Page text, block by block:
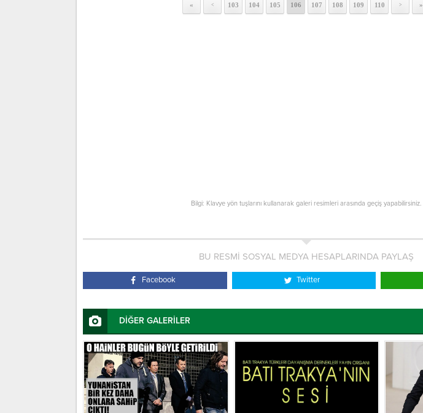
« < 103 104 105 106 107 108 109 110 > »
Bilgi: Klavye yön tuşlarını kullanarak galeri resimleri arasında geçiş yapabilirsiniz.
BU RESMİ SOSYAL MEDYA HESAPLARINDA PAYLAŞ
Facebook Twitter
DİĞER GALERİLER